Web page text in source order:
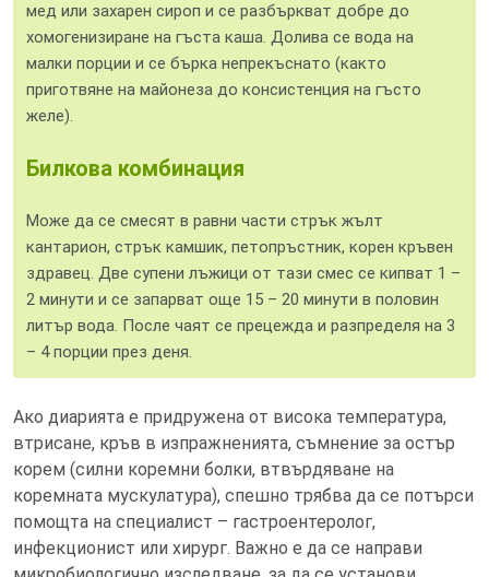
мед или захарен сироп и се разбъркват добре до
хомогенизиране на гъста каша. Долива се вода на
малки порции и се бърка непрекъснато (както
приготвяне на майонеза до консистенция на гъсто
желе).
Билкова комбинация
Може да се смесят в равни части стрък жълт
кантарион, стрък камшик, петопръстник, корен кръвен
здравец. Две супени лъжици от тази смес се кипват 1 –
2 минути и се запарват още 15 – 20 минути в половин
литър вода. После чаят се прецежда и разпределя на 3
– 4 порции през деня.
Ако диарията е придружена от висока температура,
втрисане, кръв в изпражненията, съмнение за остър
корем (силни коремни болки, втвърдяване на
коремната мускулатура), спешно трябва да се потърси
помощта на специалист – гастроентеролог,
инфекционист или хирург. Важно е да се направи